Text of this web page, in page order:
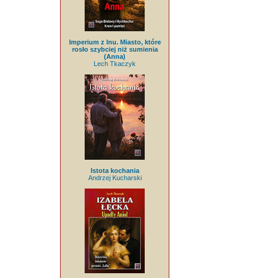
Imperium z lnu. Miasto, które
rosło szybciej niż sumienia
(Anna)
Lech Tkaczyk
Istota kochania
Andrzej Kucharski